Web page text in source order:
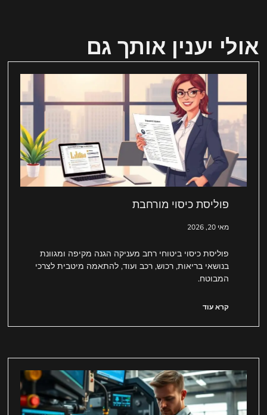
אולי יענין אותך גם
פוליסת כיסוי מורחבת
מאי 20, 2026
פוליסת כיסוי ביטוחי רחב מעניקה הגנה מקיפה ומגוונת
בנושאי בריאות, רכוש, רכב ועוד, להתאמה מיטבית לצרכי
המבוטח.
קרא עוד